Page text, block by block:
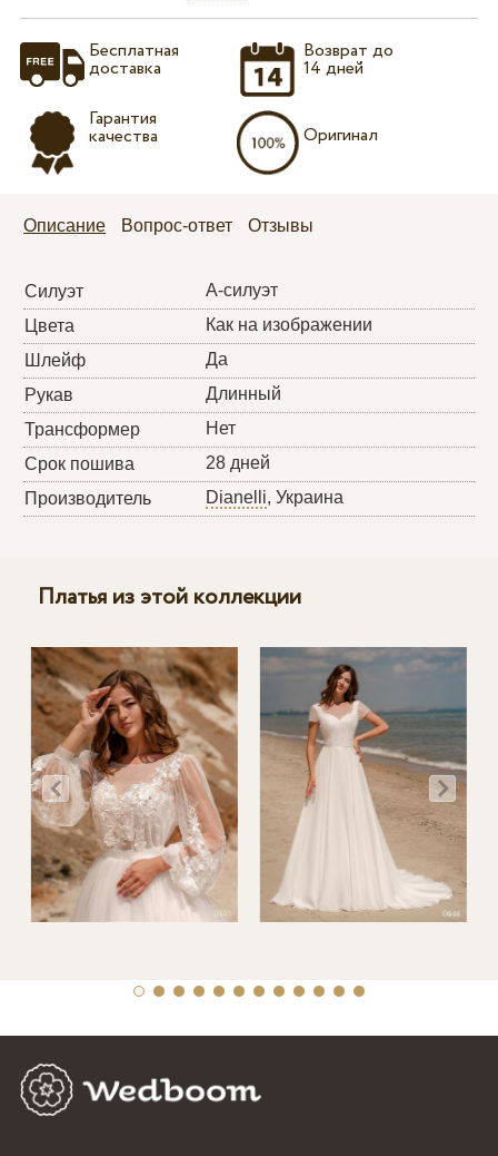
Бесплатная
доставка
Гарантия
качества
Возврат до
14 дней
Оригинал
Описание Вопрос-ответ Отзывы
Силуэт
А-силуэт
Цвета
Как на изображении
Шлейф
Да
Рукав
Длинный
Трансформер
Нет
Срок пошива
28 дней
Производитель
Dianelli, Украина
Платья из этой коллекции